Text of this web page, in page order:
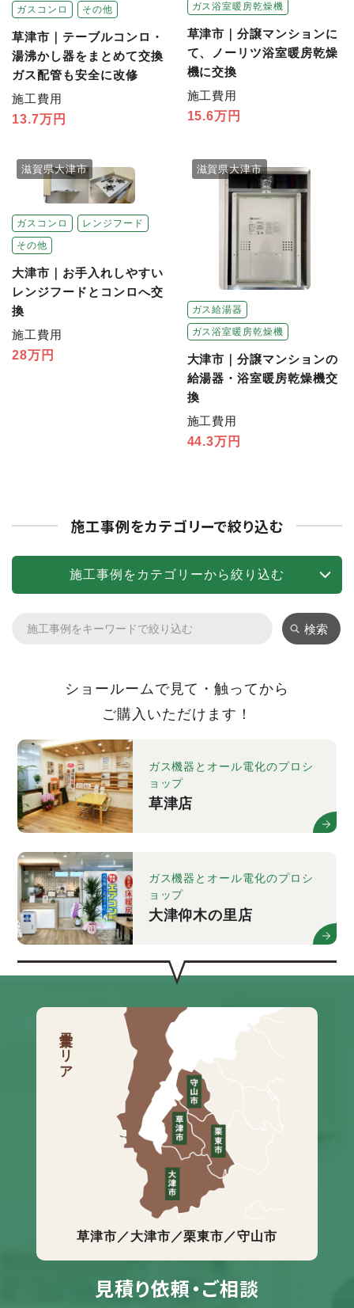
ガスコンロ その他
草津市｜テーブルコンロ・
湯沸かし器をまとめて交換
ガス配管も安全に改修
施工費用
13.7万円
ガス浴室暖房乾燥機
草津市｜分譲マンションに
て、ノーリツ浴室暖房乾燥
機に交換
施工費用
15.6万円
ガスコンロ
レンジフード
その他
滋賀県大津市
大津市｜お手入れしやすい
レンジフードとコンロへ交
換
施工費用
28万円
ガス給湯器
ガス浴室暖房乾燥機
滋賀県大津市
大津市｜分譲マンションの
給湯器・浴室暖房乾燥機交
換
施工費用
44.3万円
施工事例をカテゴリーで絞り込む
施工事例をカテゴリーから絞り込む
検索
ショールームで見て・触ってから
ご購入いただけます！
ガス機器とオール電化のプロシ
ョップ
草津店
ガス機器とオール電化のプロシ
ョップ
大津仰木の里店
営業エリア
草津市／大津市／栗東市／守山市
見積り依頼・ご相談